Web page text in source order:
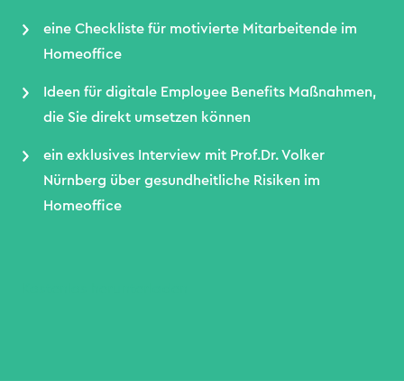
eine Checkliste für motivierte Mitarbeitende im
Homeoffice
Ideen für digitale Employee Benefits Maßnahmen,
die Sie direkt umsetzen können
ein exklusives Interview mit Prof.Dr. Volker
Nürnberg über gesundheitliche Risiken im
Homeoffice